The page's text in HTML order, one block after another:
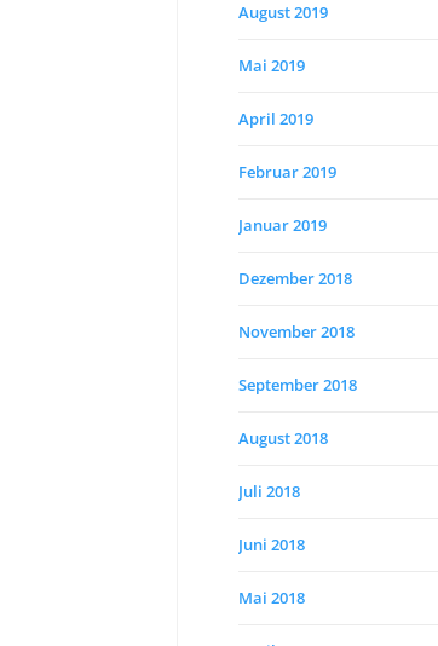
August 2019
Mai 2019
April 2019
Februar 2019
Januar 2019
Dezember 2018
November 2018
September 2018
August 2018
Juli 2018
Juni 2018
Mai 2018